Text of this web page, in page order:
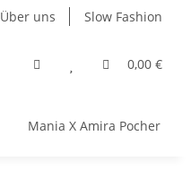
Über uns Slow Fashion
0,00 €
Mania X Amira Pocher